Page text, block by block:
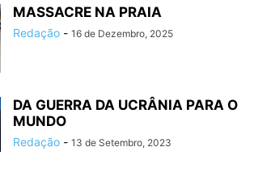
MASSACRE NA PRAIA
Redação - 16 de Dezembro, 2025
DA GUERRA DA UCRÂNIA PARA O
MUNDO
Redação - 13 de Setembro, 2023